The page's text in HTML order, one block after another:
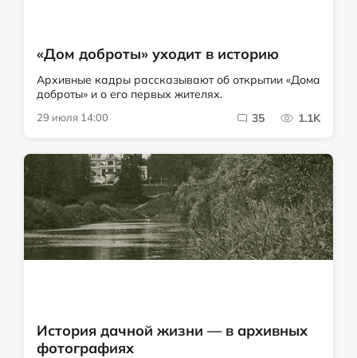
«Дом доброты» уходит в историю
Архивные кадры рассказывают об открытии «Дома
доброты» и о его первых жителях.
29 июля 14:00 35 1.1K
История дачной жизни — в архивных
фотографиях